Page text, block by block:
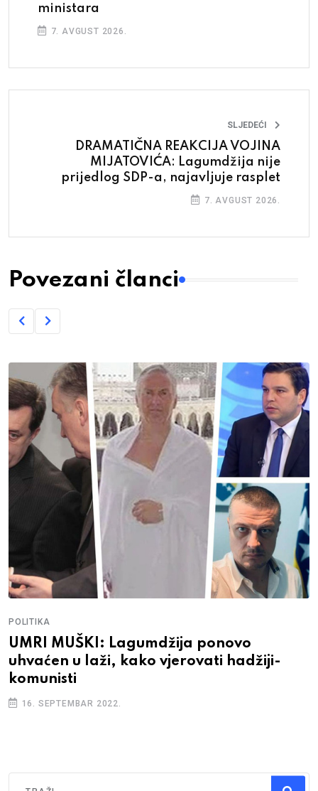
ministara
7. AVGUST 2026.
SLJEDEĆI
DRAMATIČNA REAKCIJA VOJINA
MIJATOVIĆA: Lagumdžija nije
prijedlog SDP-a, najavljuje rasplet
7. AVGUST 2026.
Povezani članci
POLITIKA
UMRI MUŠKI: Lagumdžija ponovo
uhvaćen u laži, kako vjerovati hadžiji-
komunisti
16. SEPTEMBAR 2022.